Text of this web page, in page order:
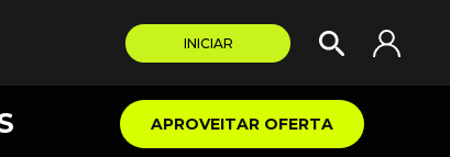
INICIAR
APROVEITAR OFERTA